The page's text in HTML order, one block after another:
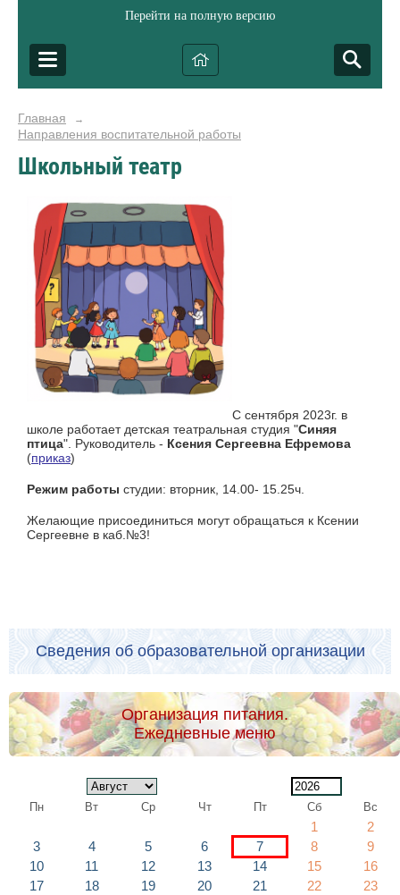
Перейти на полную версию
Главная →
Направления воспитательной работы
Школьный театр
С сентября 2023г. в
школе работает детская театральная студия "Синяя
птица". Руководитель - Ксения Сергеевна Ефремова
(приказ)
Режим работы студии: вторник, 14.00- 15.25ч.
Желающие присоединиться могут обращаться к Ксении
Сергеевне в каб.№3!
Сведения об образовательной организации
Организация питания.
Ежедневные меню
Пн Вт Ср Чт Пт Сб Вс
1
2
3
4 5 6 7 8
9
10
11 12 13 14 15
16
17
18 19 20 21 22
23